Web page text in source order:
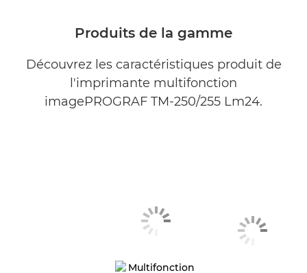
Produits de la gamme
Découvrez les caractéristiques produit de
l'imprimante multifonction
imagePROGRAF TM-250/255 Lm24.